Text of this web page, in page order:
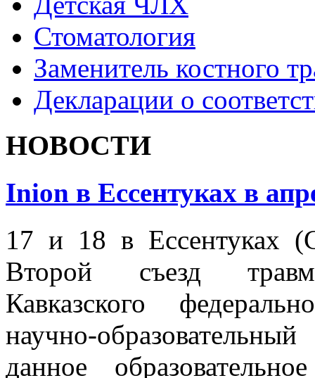
Стоматология
Заменитель костного
Декларации о
НОВОСТИ
Inion в Ессентуках в
17 и 18 в Ессентуках
Второй съезд
Кавказского
научно-
данное